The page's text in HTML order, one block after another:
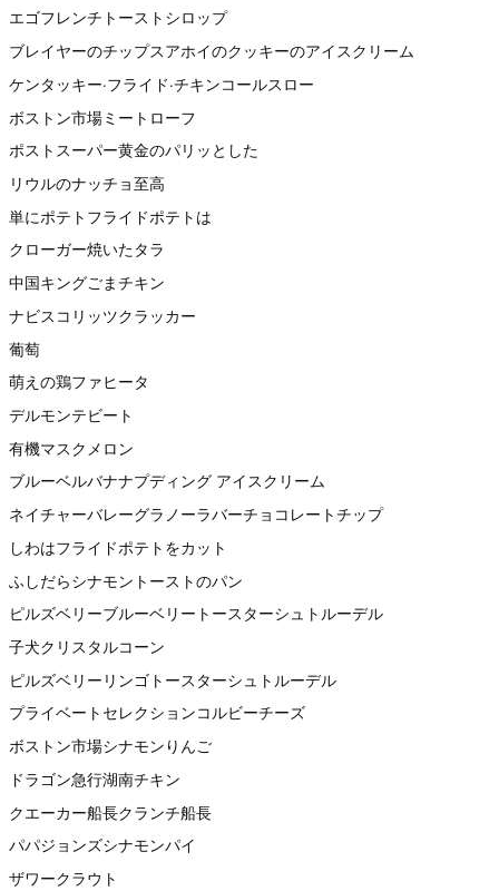
エゴフレンチトーストシロップ
ブレイヤーのチップスアホイのクッキーのアイスクリーム
ケンタッキー·フライド·チキンコールスロー
ボストン市場ミートローフ
ポストスーパー黄金のパリッとした
リウルのナッチョ至高
単にポテトフライドポテトは
クローガー焼いたタラ
中国キングごまチキン
ナビスコリッツクラッカー
葡萄
萌えの鶏ファヒータ
デルモンテビート
有機マスクメロン
ブルーベルバナナプディング アイスクリーム
ネイチャーバレーグラノーラバーチョコレートチップ
しわはフライドポテトをカット
ふしだらシナモントーストのパン
ピルズベリーブルーベリートースターシュトルーデル
子犬クリスタルコーン
ピルズベリーリンゴトースターシュトルーデル
プライベートセレクションコルビーチーズ
ボストン市場シナモンりんご
ドラゴン急行湖南チキン
クエーカー船長クランチ船長
パパジョンズシナモンパイ
ザワークラウト